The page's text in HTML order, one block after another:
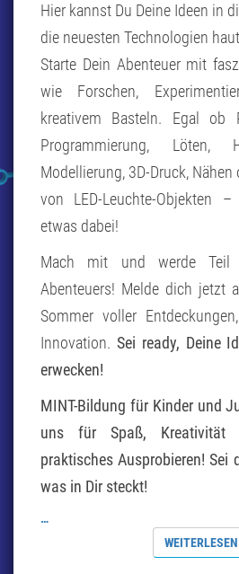
Hier kannst Du Deine Ideen in
die neuesten Technologien
Starte Dein Abenteuer mit
wie Forschen,
kreativem Basteln. Egal ob
Programmierung, Löten,
Modellierung, 3D-Druck,
von LED-Leuchte-Objekten
etwas dabei!
Mach mit und werde Teil
Abenteuers! Melde dich jetzt
Sommer voller
Innovation. Sei ready, Deine
erwecken!
MINT-Bildung für Kinder und
uns für Spaß, Kreativität
praktisches Ausprobieren! Sei
was in Dir steckt!
…
WEITERLESEN